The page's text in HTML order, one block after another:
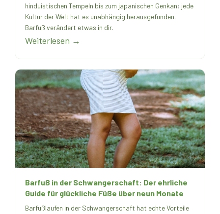
hinduistischen Tempeln bis zum japanischen Genkan: jede
Kultur der Welt hat es unabhängig herausgefunden.
Barfuß verändert etwas in dir.
Weiterlesen →
Barfuß in der Schwangerschaft: Der ehrliche
Guide für glückliche Füße über neun Monate
Barfußlaufen in der Schwangerschaft hat echte Vorteile